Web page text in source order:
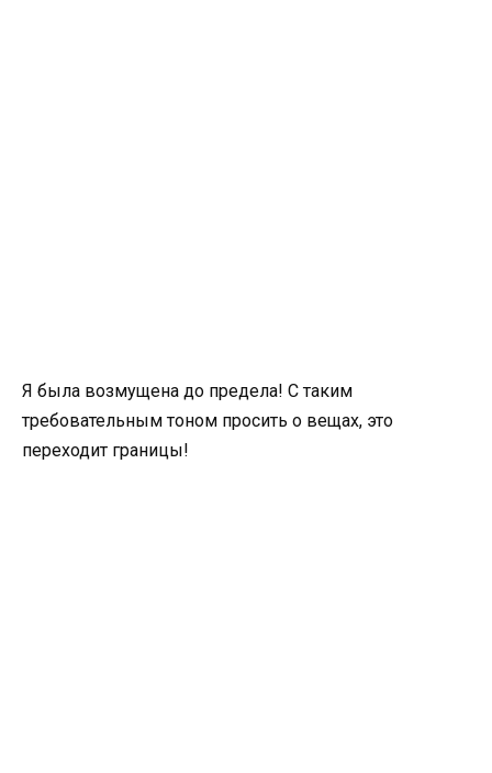
Я была возмущена до предела! С таким
требовательным тоном просить о вещах, это
переходит границы!